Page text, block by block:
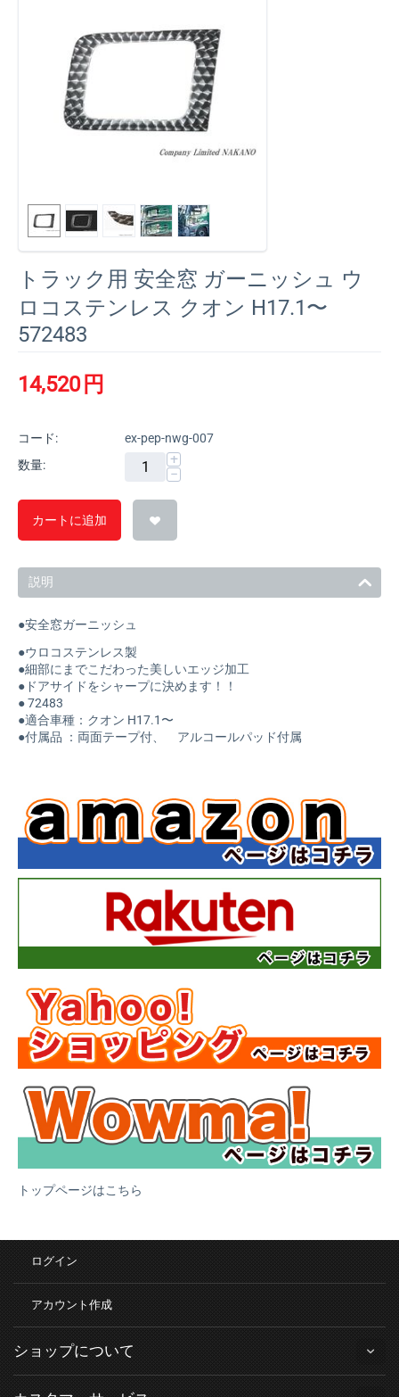
トラック用 安全窓 ガーニッシュ ウ
ロコステンレス クオン H17.1〜
572483
14,520 円
コード:
ex-pep-nwg-007
数量:
+
−
カートに追加
説明
●安全窓ガーニッシュ
●ウロコステンレス製
●細部にまでこだわった美しいエッジ加工
●ドアサイドをシャープに決めます！！
● 72483
●適合車種：クオン H17.1〜
●付属品 ：両面テープ付、 アルコールパッド付属
トップページはこちら
ログイン
アカウント作成
ショップについて